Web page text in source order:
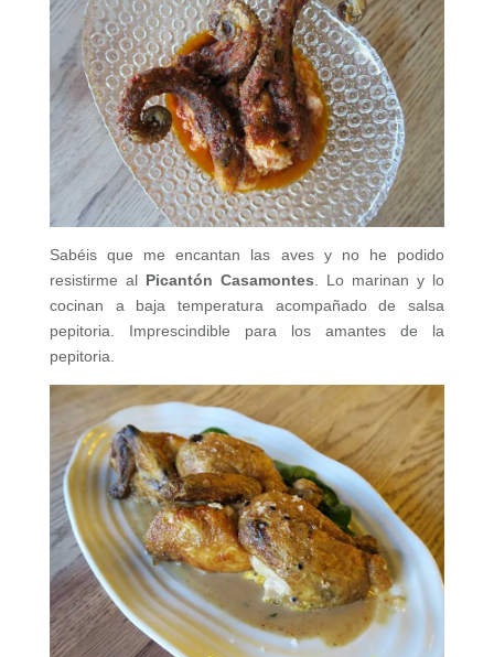
Sabéis que me encantan las aves y no he podido
resistirme al Picantón Casamontes . Lo marinan y lo
cocinan a baja temperatura acompañado de salsa
pepitoria. Imprescindible para los amantes de la
pepitoria.